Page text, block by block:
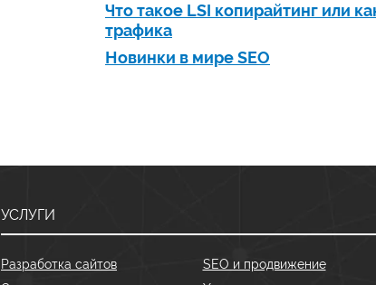
Что такое LSI копирайтинг или
трафика
Новинки в мире SEO
УСЛУГИ
Разработка сайтов
SEO и продвижение